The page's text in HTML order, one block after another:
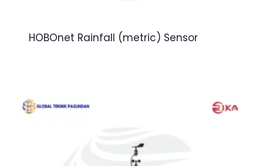
HOBOnet Rainfall (metric) Sensor